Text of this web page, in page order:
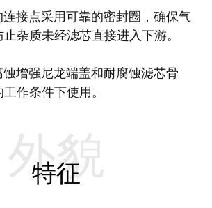
连接点采用可靠的密封圈，确保气
杂质未经滤芯直接进入下游。
蚀增强尼龙端盖和耐腐蚀滤芯骨
作条件下使用。
特征
外貌